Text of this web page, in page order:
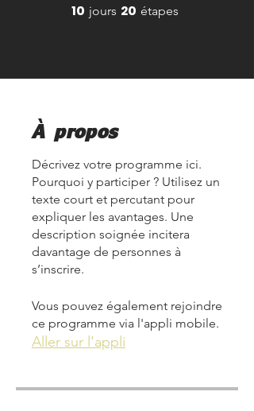
10 jours 10 jours
20 étapes
À propos
Décrivez votre programme ici.
Pourquoi y participer ? Utilisez un
texte court et percutant pour
expliquer les avantages. Une
description soignée incitera
davantage de personnes à
s’inscrire.
Vous pouvez également rejoindre
ce programme via l'appli mobile.
Aller sur l'appli